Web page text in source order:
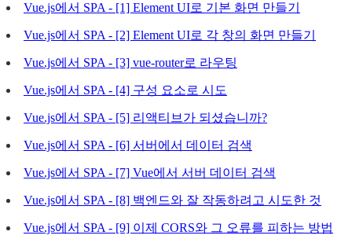
Vue.js에서 SPA - [1] Element UI로 기본 화면 만들기
Vue.js에서 SPA - [2] Element UI로 각 창의 화면 만들기
Vue.js에서 SPA - [3] vue-router로 라우팅
Vue.js에서 SPA - [4] 구성 요소로 시도
Vue.js에서 SPA - [5] 리액티브가 되셨습니까?
Vue.js에서 SPA - [6] 서버에서 데이터 검색
Vue.js에서 SPA - [7] Vue에서 서버 데이터 검색
Vue.js에서 SPA - [8] 백엔드와 잘 작동하려고 시도한 것
Vue.js에서 SPA - [9] 이제 CORS와 그 오류를 피하는 방법